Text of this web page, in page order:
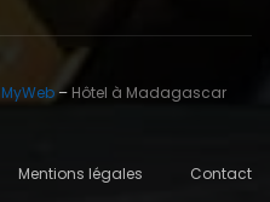
MyWeb– Hôtel à Madagascar
Mentions légales Contact